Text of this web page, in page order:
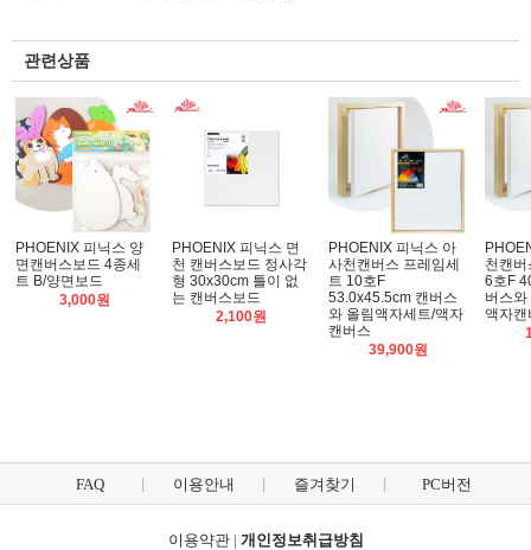
관련상품
PHOENIX 피닉스 양
면캔버스보드 4종세
트 B/양면보드
3,000원
PHOENIX 피닉스 면
천 캔버스보드 정사각
형 30x30cm 틀이 없
는 캔버스보드
2,100원
PHOENIX 피닉스 아
사천캔버스 프레임세
트 10호F
53.0x45.5cm 캔버스
와 올림액자세트/액자
캔버스
39,900원
천캔
6호F
버스
액자캔
FAQ 이용안내 즐겨찾기 PC버전
이용약관| 개인정보취급방침